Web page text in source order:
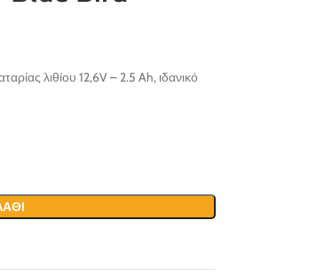
λιθίου 12,6V – 2.5 Ah, ιδανικό